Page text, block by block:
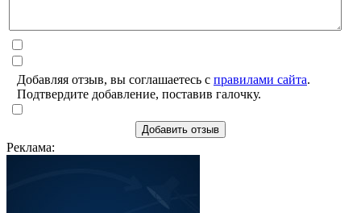
Добавляя отзыв, вы соглашаетесь с правилами сайта.
Подтвердите добавление, поставив галочку.
Добавить отзыв
Реклама: